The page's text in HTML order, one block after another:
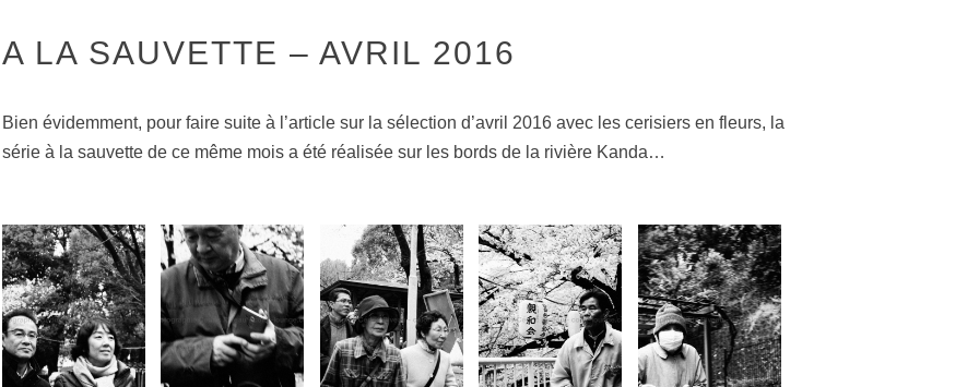
A LA SAUVETTE – AVRIL 2016
Bien évidemment, pour faire suite à l’article sur la sélection d’avril 2016 avec les cerisiers en fleurs, la
série à la sauvette de ce même mois a été réalisée sur les bords de la rivière Kanda…